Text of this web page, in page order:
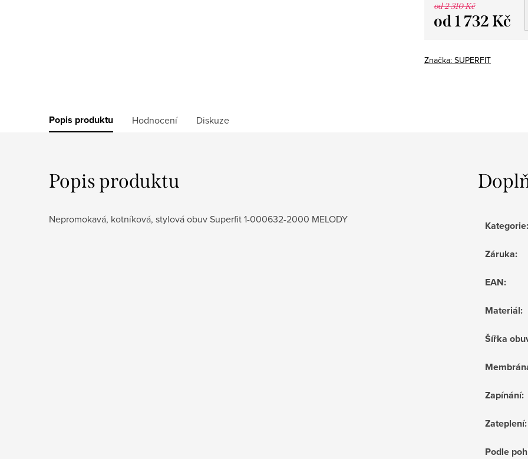
od 2 310 Kč
od1 732 Kč
Značka: SUPERFIT
Popis produktu Hodnocení Diskuze
Popis produktu
Nepromokavá, kotníková, stylová obuv Superfit 1-000632-2000 MELODY Kategorie:
Záruka:
EAN:
Materiál:
Šířka
Zapínání:
Zateplení:
Podle